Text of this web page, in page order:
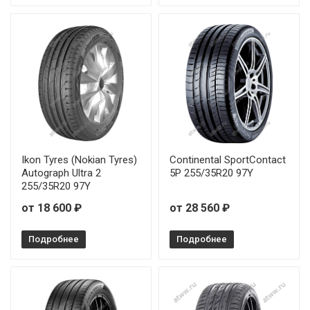
GoodYear Eagle F1 SuperSport 285/30R22 104Y
GoodYear Eagle F1 SuperSport 285/35R20 104Y
GoodYear Eagle F1 SuperSport 295/30R20 101Y
GoodYear Eagle F1 SuperSport 295/30R21 102Y
GoodYear Eagle F1 SuperSport 295/30R22 103Y
GoodYear Eagle F1 SuperSport 295/30R22 103Y
GoodYear Eagle F1 SuperSport 295/35R22 108Y
Ikon Tyres (Nokian Tyres)
Autograph Ultra 2
255/35R20 97Y
от 18 600 ₽
Подробнее
Continental SportContact
5P 255/35R20 97Y
от 28 560 ₽
Подробнее